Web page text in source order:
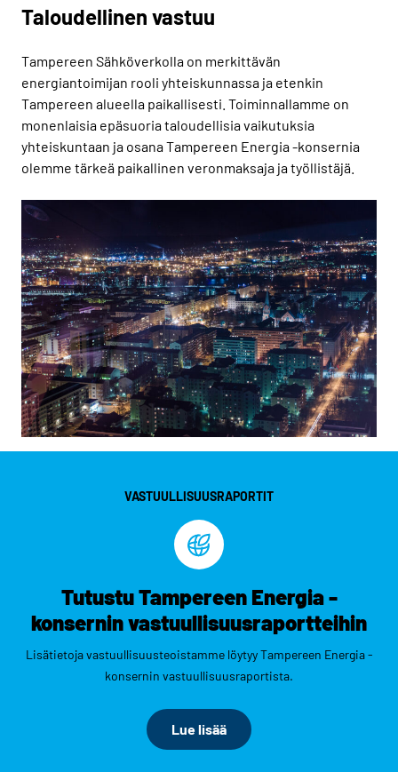
Taloudellinen vastuu
Tampereen Sähköverkolla on merkittävän
energiantoimijan rooli yhteiskunnassa ja etenkin
Tampereen alueella paikallisesti. Toiminnallamme on
monenlaisia epäsuoria taloudellisia vaikutuksia
yhteiskuntaan ja osana Tampereen Energia -konsernia
olemme tärkeä paikallinen veronmaksaja ja työllistäjä.
VASTUULLISUUSRAPORTIT
Tutustu Tampereen Energia -
konsernin vastuullisuusraportteihin
Lisätietoja vastuullisuusteoistamme löytyy Tampereen Energia -
konsernin vastuullisuusraportista.
Lue lisää